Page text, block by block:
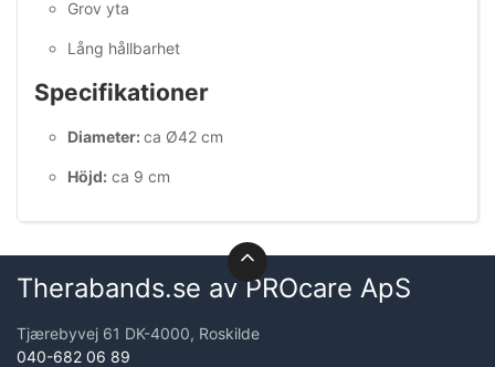
Grov yta
Lång hållbarhet
Specifikationer
Diameter:ca Ø42 cm
Höjd: ca 9 cm
Therabands.se av PROcare ApS
Tjærebyvej 61 DK-4000, Roskilde
040-682 06 89